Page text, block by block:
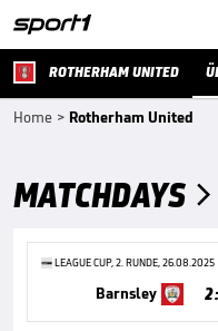
ROTHERHAM UNITED
Home > Rotherham United
MATCHDAYS 
LEAGUE CUP, 2. RUNDE, 26.08.2025
Barnsley 2